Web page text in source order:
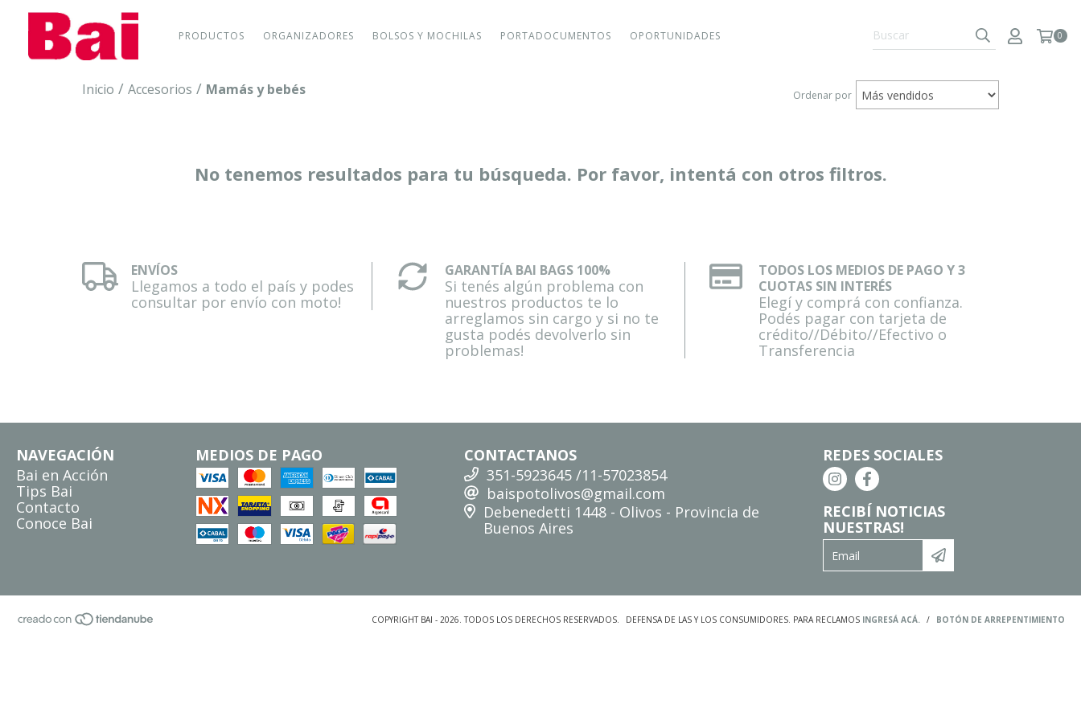
PRODUCTOS ORGANIZADORES BOLSOS Y MOCHILAS PORTADOCUMENTOS OPORTUNIDADES 0
Inicio / Accesorios / Mamás y bebés Ordenar por
No tenemos resultados para tu búsqueda. Por favor, intentá con otros filtros.
ENVÍOS
Llegamos a todo el país y podes
consultar por envío con moto!
GARANTÍA BAI BAGS 100%
Si tenés algún problema con
nuestros productos te lo
arreglamos sin cargo y si no te
gusta podés devolverlo sin
problemas!
TODOS LOS MEDIOS DE PAGO Y 3
CUOTAS SIN INTERÉS
Elegí y comprá con confianza.
Podés pagar con tarjeta de
crédito//Débito//Efectivo o
Transferencia
NAVEGACIÓN
Bai en Acción
Tips Bai
Contacto
Conoce Bai
MEDIOS DE PAGO
CONTACTANOS
351-5923645 /11-57023854
baispotolivos@gmail.com
Debenedetti 1448 - Olivos - Provincia de
Buenos Aires
REDES SOCIALES
RECIBÍ NOTICIAS
NUESTRAS!
COPYRIGHT BAI - 2026. TODOS LOS DERECHOS RESERVADOS. DEFENSA DE LAS Y LOS CONSUMIDORES. PARA RECLAMOS INGRESÁ ACÁ. / BOTÓN DE ARREPENTIMIENTO